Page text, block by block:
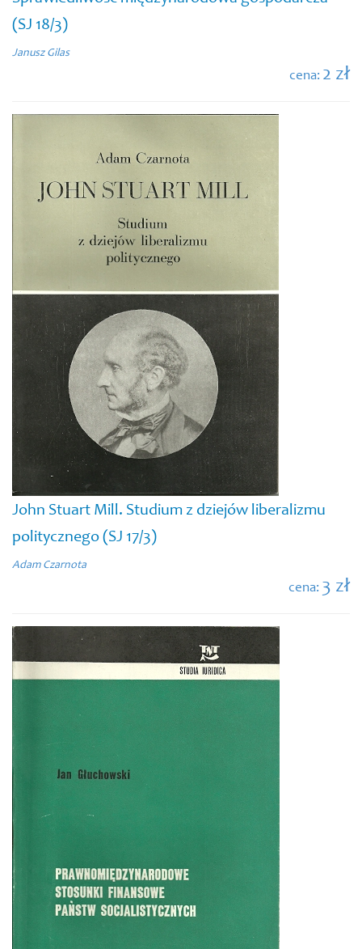
(SJ 18/3)
Janusz Gilas
cena: 2 zł
John Stuart Mill. Studium z dziejów liberalizmu
politycznego (SJ 17/3)
Adam Czarnota
cena: 3 zł